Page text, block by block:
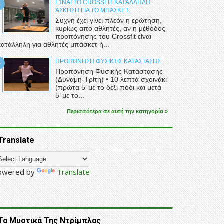
ΕΊΝΑΙ ΤΟ CROSSFIT ΚΑΤΆΛΛΗΛΗ
ΆΣΚΗΣΗ ΓΙΑ ΤΟ ΜΠΆΣΚΕΤ;
Συχνή έχει γίνει πλεόν η ερώτηση,
κυρίως απο αθλητές, αν η μέθοδος
προπόνησης του Crossfit είναι
για αθλητές μπάσκετ ή...
ΠΡΟΠΌΝΗΣΗ ΦΥΣΙΚΉΣ ΚΑΤΆΣΤΑΣΗΣ
Προπόνηση Φυσικής Κατάστασης
(Δύναμη-Τρίτη) • 10 λεπτά σχοινάκι
(πρώτα 5’ με το δεξί πόδι και μετά
5’ με το...
Περισσότερα σε αυτή την κατηγορία »
by Translate
Μυστικά Της Ντρίμπλας